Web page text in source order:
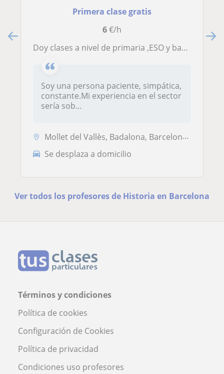
Primera clase gratis
6€/h
Doy clases a nivel de primaria ,ESO y bachillerato de forma original y divertida
Soy una persona paciente, simpática,
constante.Mi experiencia en el sector
sería sob...
Mollet del Vallès, Badalona, Barcelona (Ciudad), Bigues I Riells, Pare...
Se desplaza a domicilio
Ver todos los profesores de Historia en Barcelona
Términos y condiciones
Política de cookies
Configuración de Cookies
Política de privacidad
Condiciones uso profesores